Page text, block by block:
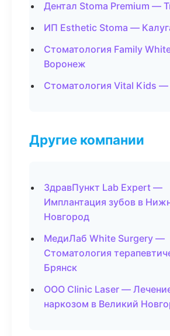
Дентал Stoma Premium —
ИП Esthetic Stoma —
Стоматология Family
Воронеж
Стоматология Vital Kids
Другие компании
ЗдравПункт Lab Expert —
Имплантация зубов в
Новгород
МедиЛаб White Surgery —
Стоматология
Брянск
ООО Clinic Laser —
наркозом в Великий